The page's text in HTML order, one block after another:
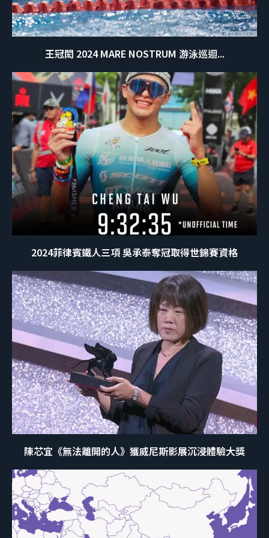
王冠閎 2024 MARE NOSTRUM 游泳巡迴...
2024菲律賓鐵人三項 吳承泰奪冠取得世錦賽資格
陳芯宜《無法離開的人》獲威尼斯影展沉浸體驗大獎